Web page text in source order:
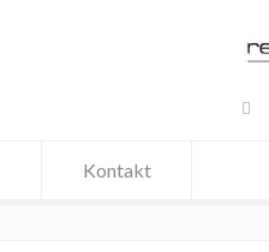
Kontakt